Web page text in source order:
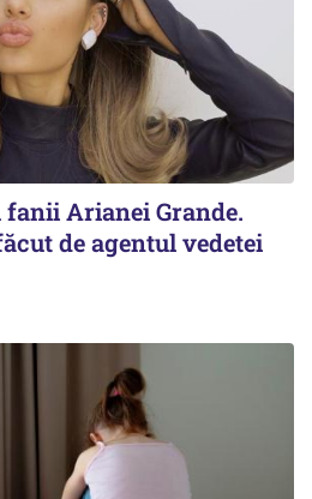
Arianei Grande.
de agentul vedetei